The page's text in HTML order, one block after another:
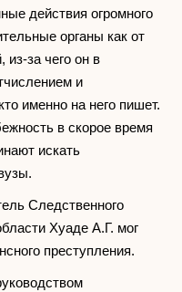
действия огромного
органы как от
из-за чего он в
и
именно на него пишет.
в скорое время
искать
Следственного
Хуаде А.Г. мог
преступления.